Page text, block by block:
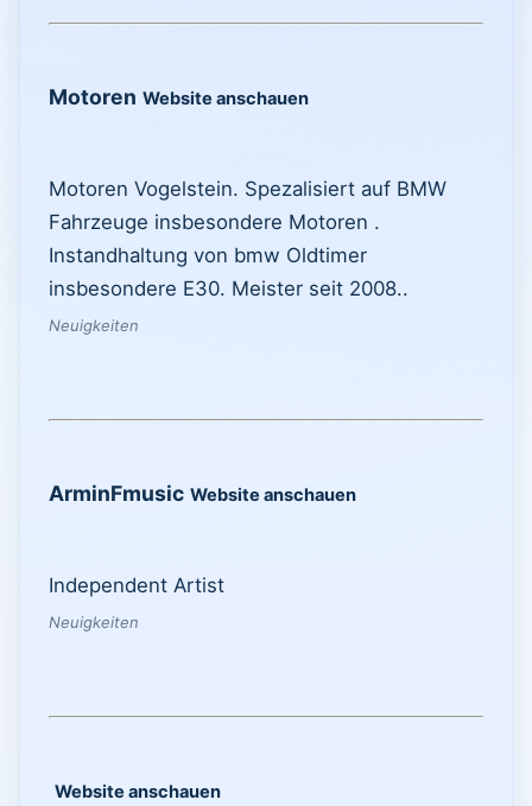
Motoren Website anschauen
Motoren Vogelstein. Spezalisiert auf BMW
Fahrzeuge insbesondere Motoren .
Instandhaltung von bmw Oldtimer
insbesondere E30. Meister seit 2008..
Neuigkeiten
ArminFmusic Website anschauen
Independent Artist
Neuigkeiten
Website anschauen